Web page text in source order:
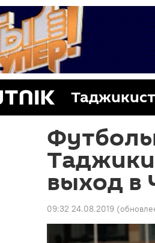
выход в
09:32 24.08.2019